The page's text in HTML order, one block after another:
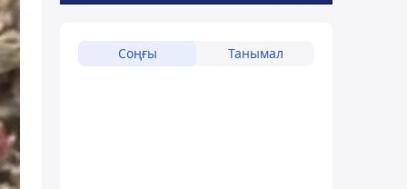
Соңғы Танымал